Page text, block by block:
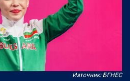
Източник: БГНЕС